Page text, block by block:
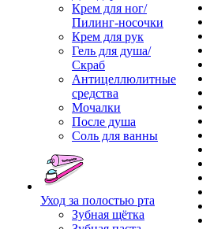
Крем для ног/
Пилинг-носочки
Крем для рук
Гель для душа/
Скраб
Антицеллюлитные
средства
Мочалки
После душа
Соль для ванны
Уход за полостью рта
Зубная щётка